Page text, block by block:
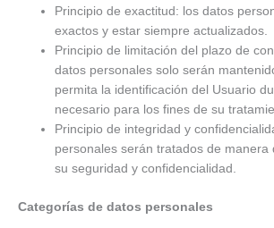
Principio de exactitud: los datos
exactos y estar siempre actualizados.
Principio de limitación del plazo de
datos personales solo serán
permita la identificación del Usuario
necesario para los fines de su
Principio de integridad y
personales serán tratados de manera
su seguridad y confidencialidad.
Categorías de datos personales